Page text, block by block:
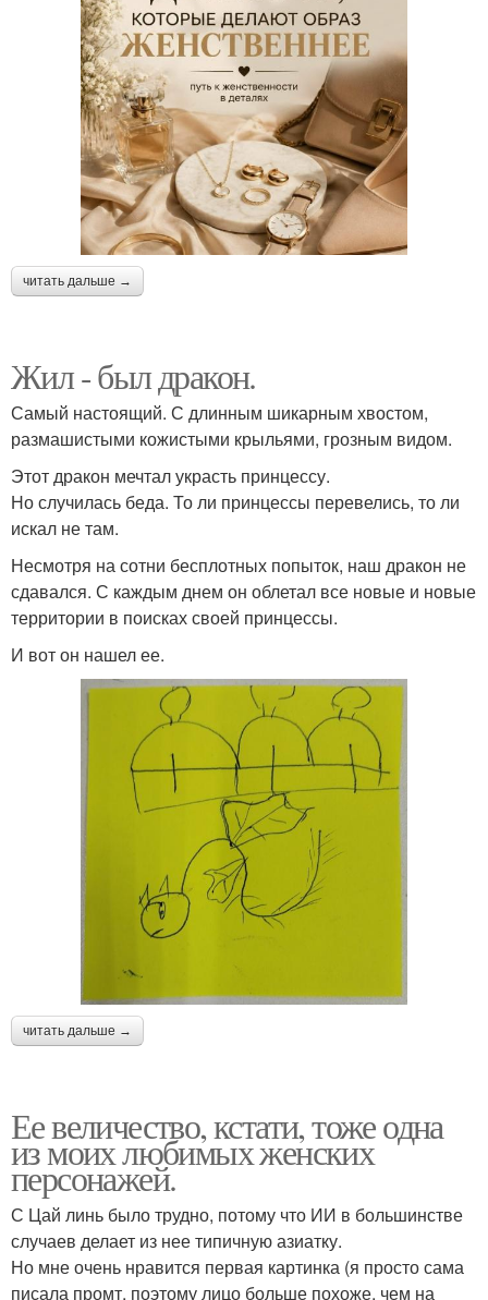
читать дальше →
Жил - был дракон.
Самый настоящий. С длинным шикарным хвостом,
размашистыми кожистыми крыльями, грозным видом.
Этот дракон мечтал украсть принцессу.
Но случилась беда. То ли принцессы перевелись, то ли
искал не там.
Несмотря на сотни бесплотных попыток, наш дракон не
сдавался. С каждым днем он облетал все новые и новые
территории в поисках своей принцессы.
И вот он нашел ее.
читать дальше →
Ее величество, кстати, тоже одна
из моих любимых женских
персонажей.
С Цай линь было трудно, потому что ИИ в большинстве
случаев делает из нее типичную азиатку.
Но мне очень нравится первая картинка (я просто сама
писала промт, поэтому лицо больше похоже, чем на